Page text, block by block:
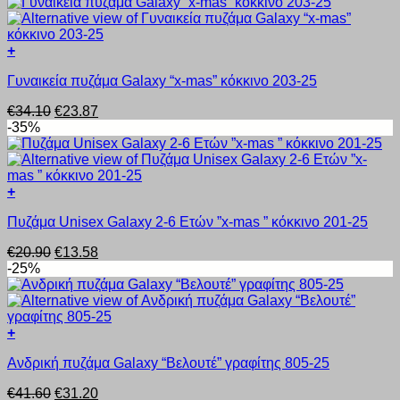
προϊόντος
παραλλαγές.
Οι
επιλογές
μπορούν
επιλεγούν
σελίδα
του
προϊόντος
€34.10.είναι:
€25.58.
+
το
έχει
πολλαπλές
παραλλαγές.
Οι
επιλογές
μπορούν
επιλεγούν
σελίδα
του
προϊόντος
Γυναικεία πυζάμα Galaxy “x-mas” κόκκινο 203-25
€34.10 Original
was:
€34.10.
€23.87
τιμή
είναι:
€23.87.
-35%
+
το
έχει
πολλαπλές
παραλλαγές.
Οι
επιλογές
μπορούν
επιλεγούν
Πυζάμα Unisex Galaxy 2-6 Ετών ”x-mas ” κόκκινο 201-25
€20.90 Original
was:
€20.90.
€13.58Η
τιμή
είναι:
€13.58.
-25%
+
το
έχει
Ανδρική πυζάμα Galaxy “Βελουτέ” γραφίτης 805-25
€41.60 Original
€31.20Η